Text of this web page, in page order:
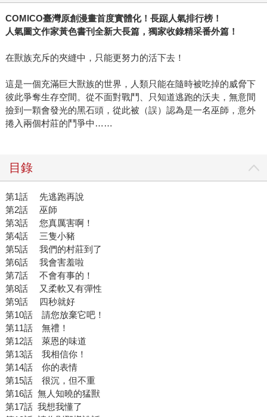
使看見黃色書刊私下的另一面，反倒更讓我印證：正是這樣
的一個人，才能畫出如此的作品。 無論是《哀傷浮游》或是
《W1》，在看似簡單的架構下，實則想要表達的意涵卻十分
豐富。黃色書刊透過他的眼睛，將對這個世界的觀察，直接
我認為他的作品再清澈不過了──端看你願不願意看清，願不
願意相信自己當下第一秒鐘的直覺。 新作《W1》建構了一個
與現代不同、獸比人強的世界觀，卻能從中看到許多隱喻、
批判、思考，其實與現在所處的世界再相似不過了。我們不
解讀，他想給予你的，需要你自己來發掘。 ＊文中黃色書刊
COMICO臺灣原創漫畫首度實體化！長踞人氣排行榜！
人氣圖文作家黃色書刊全新大長篇，獨家收錄精采番外篇！
在獸族充斥的夾縫中，只能更努力的活下去！
這是一個充滿巨大獸族的世界，人類只能在隨時被吃掉的威脅下
彼此爭奪生存空間。從不面對戰鬥、只知道逃跑的沃夫，無意間
撿到一顆會發光的黑石頭，從此被（誤）認為是一名巫師，意外
捲入兩個村莊的鬥爭中……
目錄
第1話 先逃跑再說
第2話 巫師
第3話 您真厲害啊！
第4話 三隻小豬
第5話 我們的村莊到了
第6話 我會害羞啦
第7話 不會有事的！
第8話 又柔軟又有彈性
第9話 四秒就好
第10話 請您放棄它吧！
第11話 無禮！
第12話 萊恩的味道
第13話 我相信你！
第14話 你的表情
第15話 很沉，但不重
第16話 無人知曉的猛獸
第17話 我想我懂了